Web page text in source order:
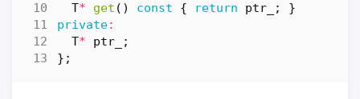
T* get () const { return ptr_ ;
}
private:
T* ptr_
;
};